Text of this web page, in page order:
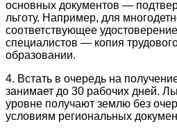
основных документов ―
льготу. Например, для
соответствующее
специалистов ― копия
образовании.
4. Встать в очередь на
занимает до 30 рабочих дней.
уровне получают землю без
условиям региональных